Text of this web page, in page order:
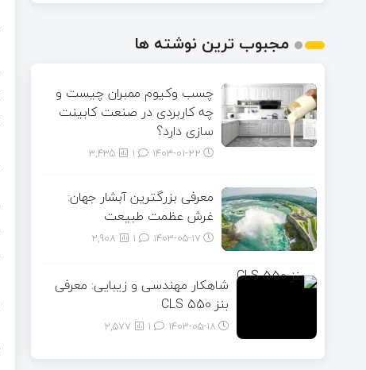
مجبوب ترین نوشته ها
چسب وکیوم ممبران چیست و
چه کاربردی در صنعت کابینت
سازی دارد؟
۱۴۰۳-۰۱-۲۲ 3,435
معرفی بزرگترین آبشار جهان:
غرش عظمت طبیعت
۱۴۰۳-۰۵-۱۷ 2,908
شاهکار مهندسی و زیبایی: معرفی
بنز CLS 550
۱۴۰۳-۰۵-۱۸ 2,577